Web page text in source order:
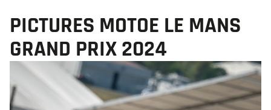
PICTURES MOTOE LE MANS
GRAND PRIX 2024